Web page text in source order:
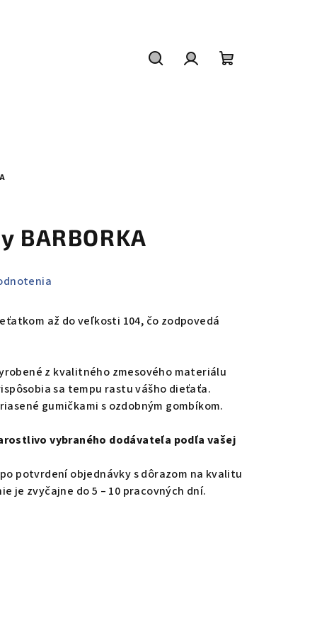
BARBORKA
až do veľkosti 104, čo zodpovedá
z kvalitného zmesového materiálu
sa tempu rastu vášho dieťaťa.
gumičkami s ozdobným gombíkom.
vybraného dodávateľa podľa vašej
potvrdení objednávky s dôrazom na kvalitu
je zvyčajne do 5 – 10 pracovných dní.